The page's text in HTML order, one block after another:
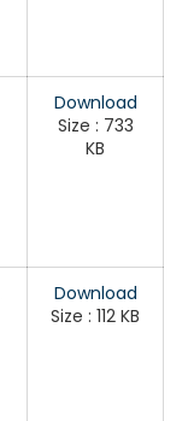
Download
Size : 733
KB
Download
Size : 112 KB